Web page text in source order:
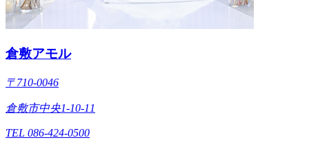
倉敷アモル
〒710-0046
倉敷市中央1-10-11
TEL 086-424-0500